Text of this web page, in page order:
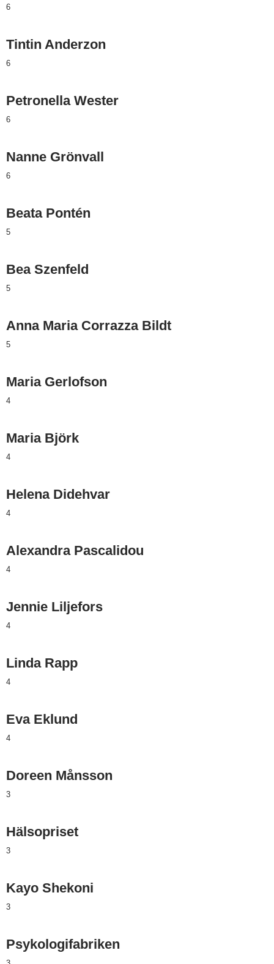
6
Tintin Anderzon
6
Petronella Wester
6
Nanne Grönvall
6
Beata Pontén
5
Bea Szenfeld
5
Anna Maria Corrazza Bildt
5
Maria Gerlofson
4
Maria Björk
4
Helena Didehvar
4
Alexandra Pascalidou
4
Jennie Liljefors
4
Linda Rapp
4
Eva Eklund
4
Doreen Månsson
3
Hälsopriset
3
Kayo Shekoni
3
Psykologifabriken